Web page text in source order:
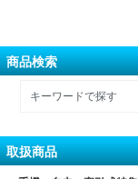
商品検索
取扱商品